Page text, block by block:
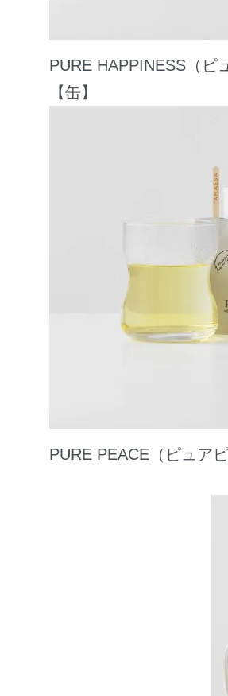
PURE HAPPINESS（ピ
【缶】
PURE PEACE（ピュア